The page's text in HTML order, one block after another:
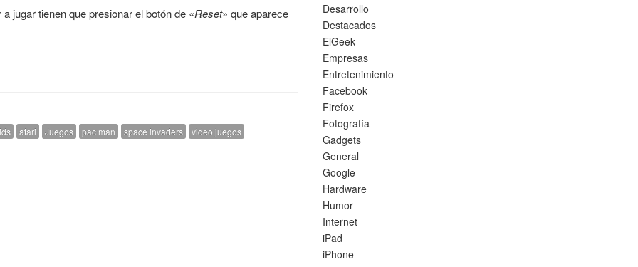
jugar tienen que presionar el botón de «Reset» que aparece
atari Juegos pac man space invaders
video juegos
Desarrollo
Destacados
ElGeek
Empresas
Entretenimiento
Facebook
Firefox
Fotografía
Gadgets
General
Google
Hardware
Humor
Internet
iPad
iPhone